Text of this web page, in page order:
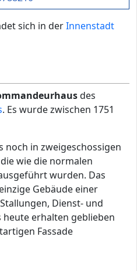
sich in derInnenstadt
des
. Es wurde zwischen 1751
noch in zweigeschossigen
wie die normalen
wurden. Das
Gebäude einer
Dienst- und
erhalten geblieben
Fassade